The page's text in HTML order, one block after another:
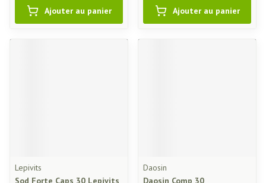
Ajouter au panier Ajouter au panier
Lepivits
Sod Forte Caps 30 Lepivits
Daosin
Daosin Comp 30